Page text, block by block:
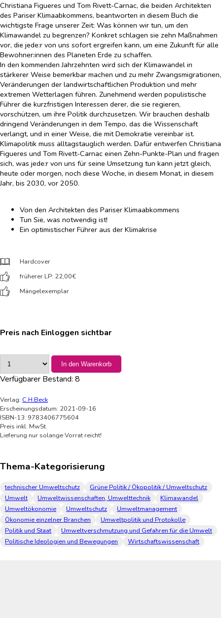
Christiana Figueres und Tom Rivett-Carnac, die beiden Architekten
des Pariser Klimaabkommens, beantworten in diesem Buch die
wichtigste Frage unserer Zeit: Was können wir tun, um den
Klimawandel zu begrenzen? Konkret schlagen sie zehn Maßnahmen
vor, die jede:r von uns sofort ergreifen kann, um eine Zukunft für alle
Bewohner:innen des Planeten Erde zu schaffen.
In den kommenden Jahrzehnten wird sich der Klimawandel in
stärkerer Weise bemerkbar machen und zu mehr Zwangsmigrationen,
Veränderungen der landwirtschaftlichen Produktion und mehr
extremen Wetterlagen führen. Zunehmend werden populistische
Führer die kurzfristigen Interessen derer, die sie regieren,
vorschützen, um ihre Politik durchzusetzen. Wir brauchen deshalb
dringend Veränderungen in dem Tempo, das die Wissenschaft
verlangt, und in einer Weise, die mit Demokratie vereinbar ist.
Klimapolitik muss alltagstauglich werden. Dafür entwerfen Christiana
Figueres und Tom Rivett-Carnac einen Zehn-Punkte-Plan und fragen
sich, was jede:r von uns für seine Umsetzung tun kann jetzt gleich,
heute oder morgen, noch diese Woche, in diesem Monat, in diesem
Jahr, bis 2030, vor 2050.
Von den Architekten des Pariser Klimaabkommens
Tun Sie, was notwendig ist!
Ein optimistischer Führer aus der Klimakrise
Hardcover
früherer LP: 22,00€
Mängelexemplar
Preis nach Einloggen sichtbar
In den Warenkorb
Verfügbarer Bestand: 8
Verlag: C.H.Beck
Erscheinungsdatum: 2021-09-16
ISBN-13: 9783406775604
Preis inkl. MwSt.
Lieferung nur solange Vorrat reicht!
Thema-Kategorisierung
technischer Umweltschutz
Grüne Politik / Ökopolitik / Umweltschutz
Umwelt
Umweltwissenschaften, Umwelttechnik
Klimawandel
Umweltökonomie
Umweltschutz
Umweltmanagement
Ökonomie einzelner Branchen
Umweltpolitik und Protokolle
Politik und Staat
Umweltverschmutzung und Gefahren für die Umwelt
Politische Ideologien und Bewegungen
Wirtschaftswissenschaft